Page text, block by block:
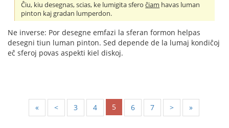
Ĉiu, kiu desegnas, scias, ke lumigita sferoĉiam havas luman
pinton kaj gradan lumperdon.
Ne inverse: Por desegne emfazi la sferan formon helpas
desegni tiun luman pinton. Sed depende de la lumaj kondiĉoj
eĉ sferoj povas aspekti kiel diskoj.
« < 3 4 5 6 7 > »